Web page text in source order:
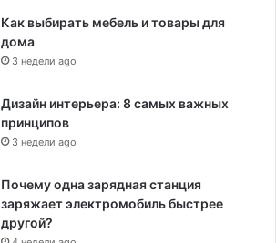
Как выбирать мебель и товары для
дома
3 недели ago
Дизайн интерьера: 8 самых важных
принципов
3 недели ago
Почему одна зарядная станция
заряжает электромобиль быстрее
другой?